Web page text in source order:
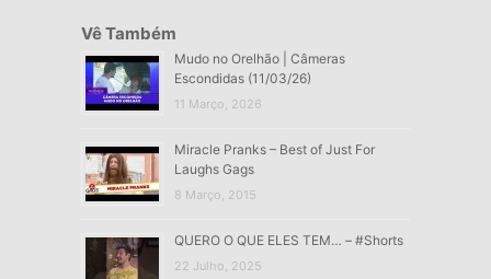
Vê Também
Mudo no Orelhão | Câmeras
Escondidas (11/03/26)
11 Março, 2026
Miracle Pranks – Best of Just For
Laughs Gags
8 Março, 2015
QUERO O QUE ELES TEM… – #Shorts
22 Julho, 2025